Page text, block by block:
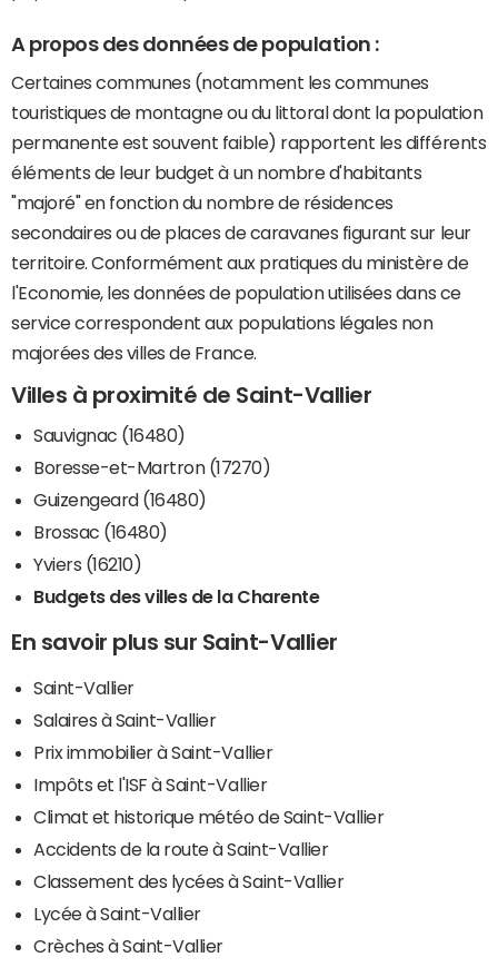
A propos des données de population :
Certaines communes (notamment les communes
touristiques de montagne ou du littoral dont la population
permanente est souvent faible) rapportent les différents
éléments de leur budget à un nombre d'habitants
"majoré" en fonction du nombre de résidences
secondaires ou de places de caravanes figurant sur leur
territoire. Conformément aux pratiques du ministère de
l'Economie, les données de population utilisées dans ce
service correspondent aux populations légales non
majorées des villes de France.
Villes à proximité de Saint-Vallier
Sauvignac (16480)
Boresse-et-Martron (17270)
Guizengeard (16480)
Brossac (16480)
Yviers (16210)
Budgets des villes de la Charente
En savoir plus sur Saint-Vallier
Saint-Vallier
Salaires à Saint-Vallier
Prix immobilier à Saint-Vallier
Impôts et l'ISF à Saint-Vallier
Climat et historique météo de Saint-Vallier
Accidents de la route à Saint-Vallier
Classement des lycées à Saint-Vallier
Lycée à Saint-Vallier
Crèches à Saint-Vallier